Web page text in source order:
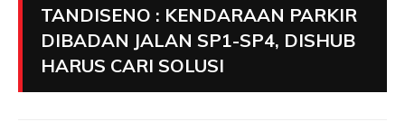
TANDISENO : KENDARAAN PARKIR
DIBADAN JALAN SP1-SP4, DISHUB
HARUS CARI SOLUSI